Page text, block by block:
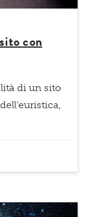
con
di un sito
euristica